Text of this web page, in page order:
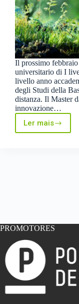
Il prossimo
universitario di I
livello anno
degli Studi della
distanza. Il Master
innovazione…
Ler mais
Nuovo
Master
presso
Basilicata
PROMOTORES